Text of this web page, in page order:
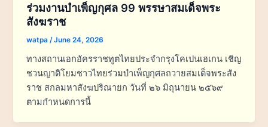
ร่วมงานบำเพ็ญกุศล 99 พรรษาสมเด็จพระ
สังฆราช
watpa /June 24, 2026
ทางสถานเอกอัครราชทูตไทยประจำกรุงโคเปนเฮเกน เชิญ
ชวนญาติโยมชาวไทยร่วมบำเพ็ญกุศลถวายสมเด็จพระสัง
ราช สกลมหาสังฆปริณายก วันที่ ๒๖ มิถุนายน ๒๕๖๙
ตามกำหนดการนี้